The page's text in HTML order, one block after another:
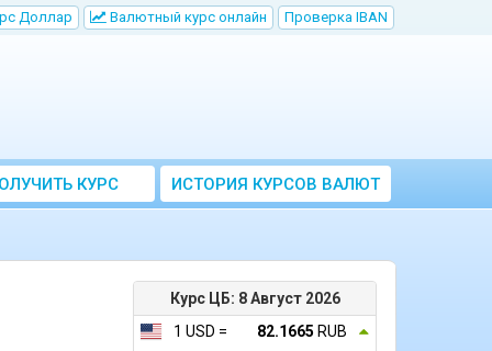
Доллар Bалютный курс онлайн Проверка IBAN
КУРС
ВАЛЮТ ЦБ
ИСТОРИЯ КУРСОВ ВАЛЮТ
ЦБ РФ
Курс ЦБ: 8 Август 2026
1 USD =
82.1665 RUB